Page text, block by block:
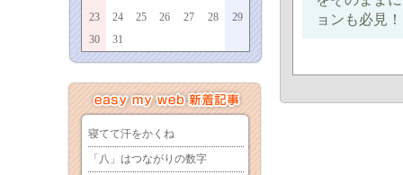
23
24 25 26 27 28
29
30
31
ョンも必見！